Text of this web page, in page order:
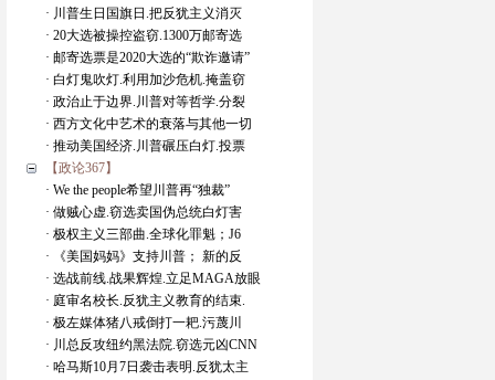
· 川普生日国旗日.把反犹主义消灭
· 20大选被操控盗窃.1300万邮寄选
· 邮寄选票是2020大选的“欺诈邀请”
· 白灯鬼吹灯.利用加沙危机.掩盖窃
· 政治止于边界.川普对等哲学.分裂
· 西方文化中艺术的衰落与其他一切
· 推动美国经济.川普碾压白灯.投票
【政论367】
· We the people希望川普再“独裁”
· 做贼心虚.窃选卖国伪总统白灯害
· 极权主义三部曲.全球化罪魁；J6
· 《美国妈妈》支持川普； 新的反
· 选战前线.战果辉煌.立足MAGA放眼
· 庭审名校长.反犹主义教育的结束.
· 极左媒体猪八戒倒打一耙.污蔑川
· 川总反攻纽约黑法院.窃选元凶CNN
· 哈马斯10月7日袭击表明.反犹太主